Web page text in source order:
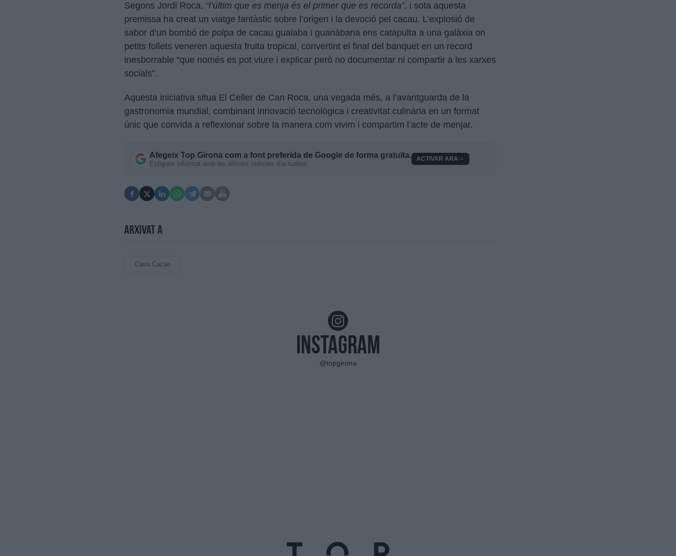
Segons Jordi Roca, “l’últim que es menja és el primer que es recorda”, i sota aquesta
premissa ha creat un viatge fantàstic sobre l’origen i la devoció pel cacau. L’explosió de
sabor d’un bombó de polpa de cacau guaiaba i guanàbana ens catapulta a una galàxia on
petits follets veneren aquesta fruita tropical, convertint el final del banquet en un record
inesborrable “que només es pot viure i explicar però no documentar ni compartir a les xarxes
socials”.
Aquesta iniciativa situa El Celler de Can Roca, una vegada més, a l’avantguarda de la
gastronomia mundial, combinant innovació tecnològica i creativitat culinària en un format
únic que convida a reflexionar sobre la manera com vivim i compartim l’acte de menjar.
Afegeix Top Girona com a font preferida de Google de forma gratuïta.
Estigues informat amb les últimes notícies d'actualitat
ACTIVAR ARA
Arxivat a
Casa Cacao
Instagram
@topgirona